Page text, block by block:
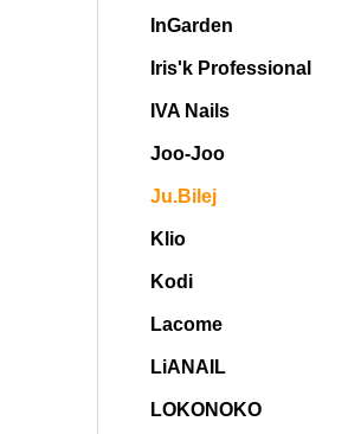
InGarden
Iris'k Professional
IVA Nails
Joo-Joo
Ju.Bilej
Klio
Kodi
Lacome
LiANAIL
LOKONOKO